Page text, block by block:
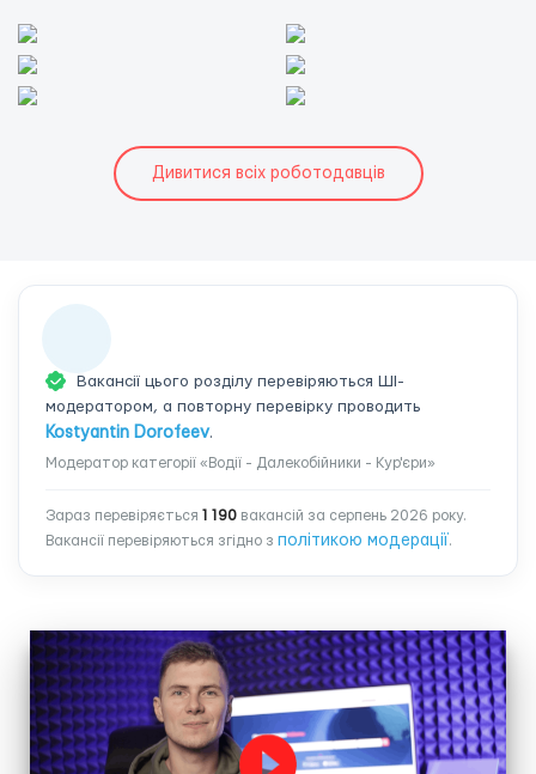
Дивитися всіх роботодавців
Вакансії цього розділу перевіряються ШІ-
модератором, а повторну перевірку проводить
Kostyantin Dorofeev.
Модератор категорії «Водії - Далекобійники - Кур'єри»
Зараз перевіряється 1 190 вакансій за серпень 2026 року.
Вакансії перевіряються згідно з політикою модерації .